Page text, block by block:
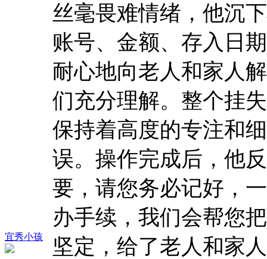
宜秀小孩
丝毫畏难情绪，他沉
账号、金额、存入日
耐心地向老人和家人
们充分理解。整个挂
保持着高度的专注和
误。操作完成后，他
要，请您务必记好，
办手续，我们会帮您
坚定，给了老人和家